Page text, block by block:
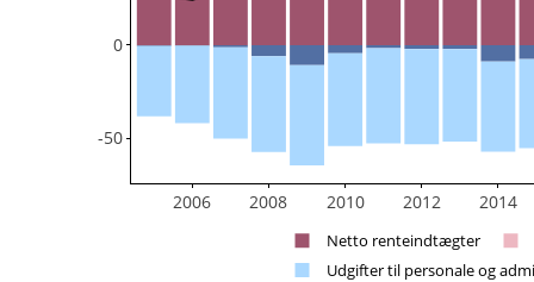
2006 2008 2010 2012 2014
-50
0
Netto renteindtægter
Udgifter til personale og